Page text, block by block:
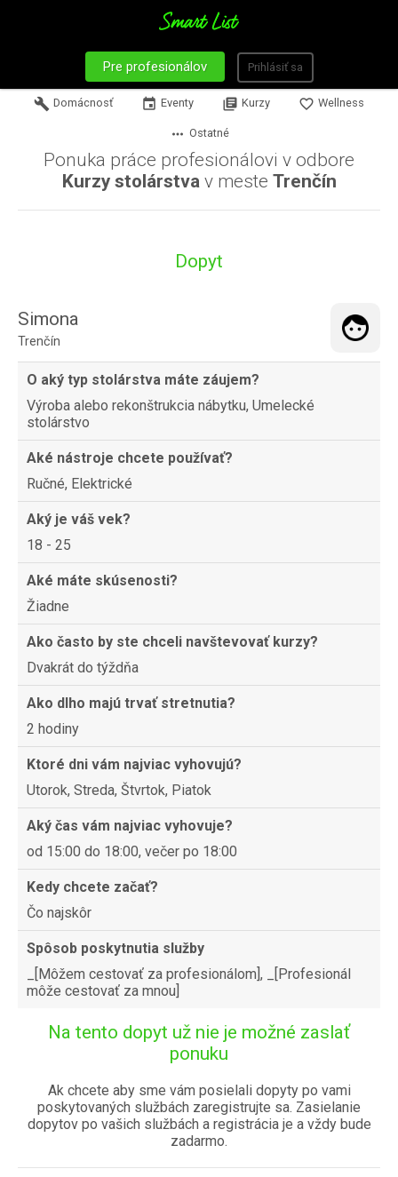
Pre profesionálov Prihlásiť sa
build Domácnosť event Eventy library_books Kurzy favorite_border Wellness
more_horiz Ostatné
Ponuka práce profesionálovi v odbore
Kurzy stolárstvav meste Trenčín
Dopyt
Simona
Trenčín
O aký typ stolárstva máte záujem?
Výroba alebo rekonštrukcia nábytku, Umelecké
stolárstvo
Aké nástroje chcete používať?
Ručné, Elektrické
Aký je váš vek?
18 - 25
Aké máte skúsenosti?
Žiadne
Ako často by ste chceli navštevovať kurzy?
Dvakrát do týždňa
Ako dlho majú trvať stretnutia?
2 hodiny
Ktoré dni vám najviac vyhovujú?
Utorok, Streda, Štvrtok, Piatok
Aký čas vám najviac vyhovuje?
od 15:00 do 18:00, večer po 18:00
Kedy chcete začať?
Čo najskôr
Spôsob poskytnutia služby
_[Môžem cestovať za profesionálom], _[Profesionál
môže cestovať za mnou]
Na tento dopyt už nie je možné zaslať
ponuku
Ak chcete aby sme vám posielali dopyty po vami
poskytovaných službách zaregistrujte sa. Zasielanie
dopytov po vašich službách a registrácia je a vždy bude
zadarmo.